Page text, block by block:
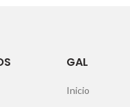
GAL
Inicio